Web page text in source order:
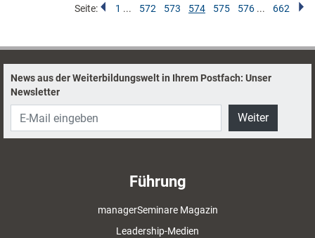
Seite: 1 ... 572 573 574 575 576 ... 662
News aus der Weiterbildungswelt in Ihrem Postfach: Unser
Newsletter
Weiter
Führung
managerSeminare Magazin
Leadership-Medien